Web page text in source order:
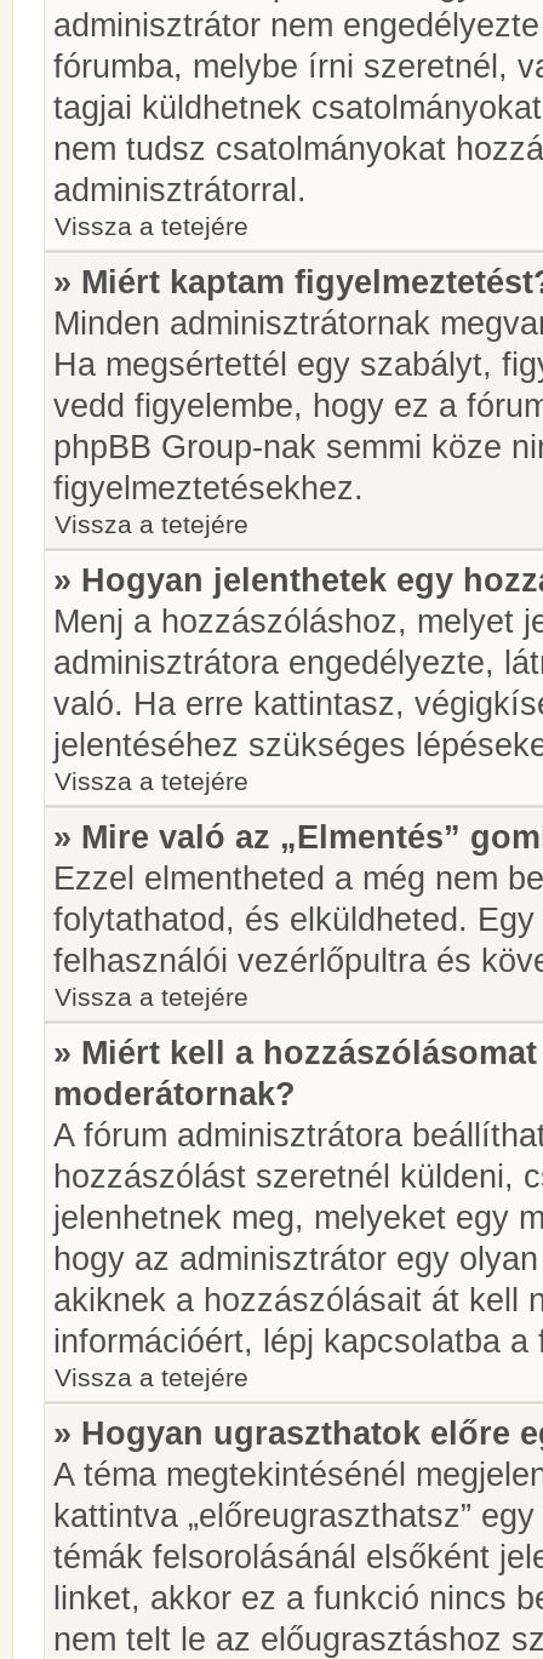
adminisztrátor nem
fórumba, melybe írni szeretnél,
tagjai küldhetnek
nem tudsz csatolmányokat
adminisztrátorral.
Vissza a tetejére
» Miért kaptam
Minden adminisztrátornak
Ha megsértettél egy szabályt,
vedd figyelembe, hogy ez a
phpBB Group-nak semmi köze
figyelmeztetésekhez.
Vissza a tetejére
» Hogyan jelenthetek egy
Menj a hozzászóláshoz, melyet
adminisztrátora engedélyezte,
való. Ha erre kattintasz,
jelentéséhez szükséges
Vissza a tetejére
» Mire való az „Elmentés”
Ezzel elmentheted a még nem
folytathatod, és elküldheted.
felhasználói vezérlőpultra és
Vissza a tetejére
» Miért kell a
moderátornak?
A fórum adminisztrátora
hozzászólást szeretnél küldeni,
jelenhetnek meg, melyeket egy
hogy az adminisztrátor egy
akiknek a hozzászólásait át kell
információért, lépj kapcsolatba
Vissza a tetejére
» Hogyan ugraszthatok előre
A téma megtekintésénél
kattintva „előreugraszthatsz”
témák felsorolásánál elsőként
linket, akkor ez a funkció nincs
nem telt le az előugrasztáshoz